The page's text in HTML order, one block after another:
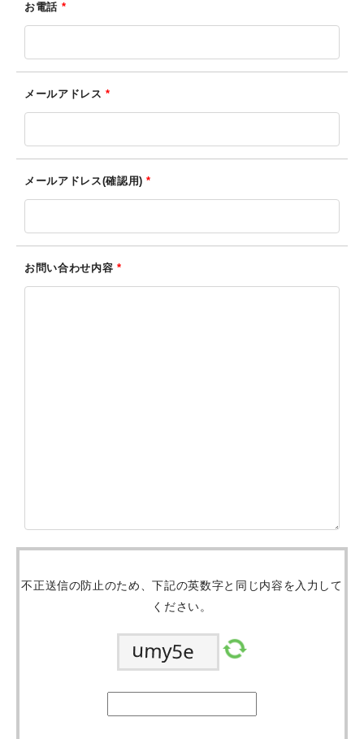
お電話 *
メールアドレス*
メールアドレス(確認用)*
お問い合わせ内容 *
不正送信の防止のため、下記の英数字と同じ内容を入力して
ください。